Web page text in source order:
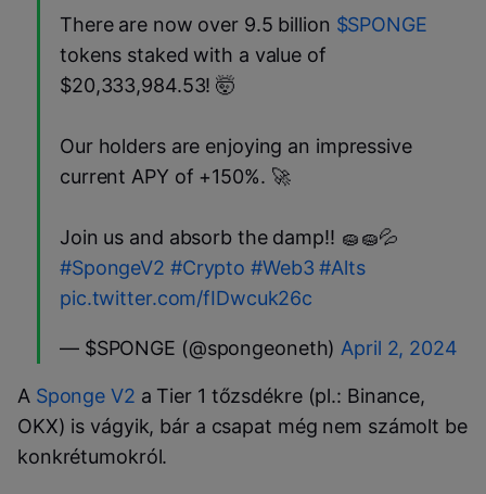
There are now over 9.5 billion $SPONGE
tokens staked with a value of
$20,333,984.53! 🤯
Our holders are enjoying an impressive
current APY of +150%. 🚀
Join us and absorb the damp!! 🧽🧽💦
#SpongeV2 #Crypto #Web3 #Alts
pic.twitter.com/fIDwcuk26c
— $SPONGE (@spongeoneth)April 2, 2024
A Sponge V2 a Tier 1 tőzsdékre (pl.: Binance,
OKX) is vágyik, bár a csapat még nem számolt be
konkrétumokról.